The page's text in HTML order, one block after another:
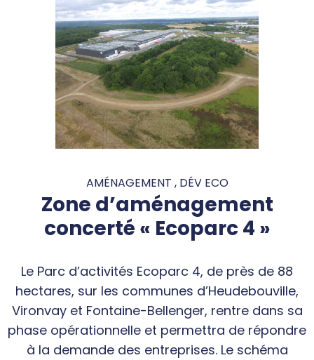
AMÉNAGEMENT , DÉV ECO
Zone d’aménagement
concerté « Ecoparc 4 »
Le Parc d’activités Ecoparc 4, de près de 88
hectares, sur les communes d’Heudebouville,
Vironvay et Fontaine-Bellenger, rentre dans sa
phase opérationnelle et permettra de répondre
à la demande des entreprises. Le schéma